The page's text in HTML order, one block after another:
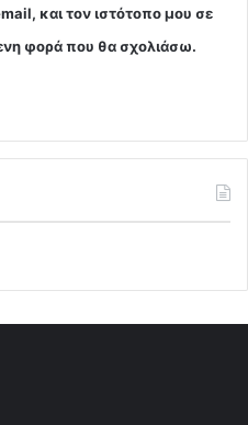
και τον ιστότοπο μου σε
φορά που θα σχολιάσω.